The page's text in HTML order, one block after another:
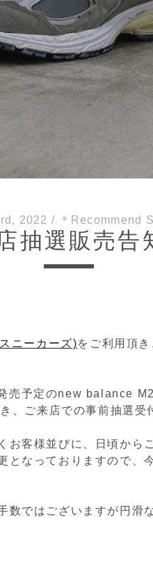
2022 / ＊Recommend
抽選販売告
ニーカーズ)をご利用頂
売予定のnew balance
、ご来店での事前抽選受
お客様並びに、日頃から
となっておりますので、
数ではございますが円滑